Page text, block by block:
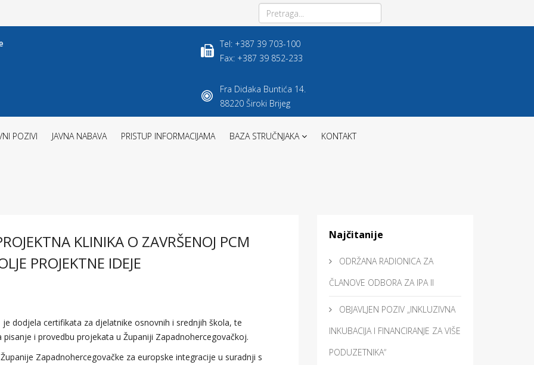
Tel: +387 39 703-100
Fax: +387 39 852-233
Fra Didaka Buntića 14.
88220 Široki Brijeg
POZIVI JAVNA NABAVA PRISTUP INFORMACIJAMA BAZA STRUČNJAKA KONTAKT
KLINIKA O ZAVRŠENOJ PCM
PROJEKTNE IDEJE
dodjela certifikata za djelatnike osnovnih i srednjih škola, te
i provedbu projekata u Županiji Zapadnohercegovačkoj.
Zapadnohercegovačke za europske integracije u suradnji s
Najčitanije
ODRŽANA RADIONICA ZA
ČLANOVE ODBORA ZA IPA II
OBJAVLJEN POZIV „INKLUZIVNA
INKUBACIJA I FINANCIRANJE ZA VIŠE
PODUZETNIKA“